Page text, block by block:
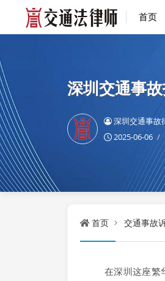
首页
深圳交通事
深圳交通事故
2025-06-06
首页 交通事故
在深圳这座繁华